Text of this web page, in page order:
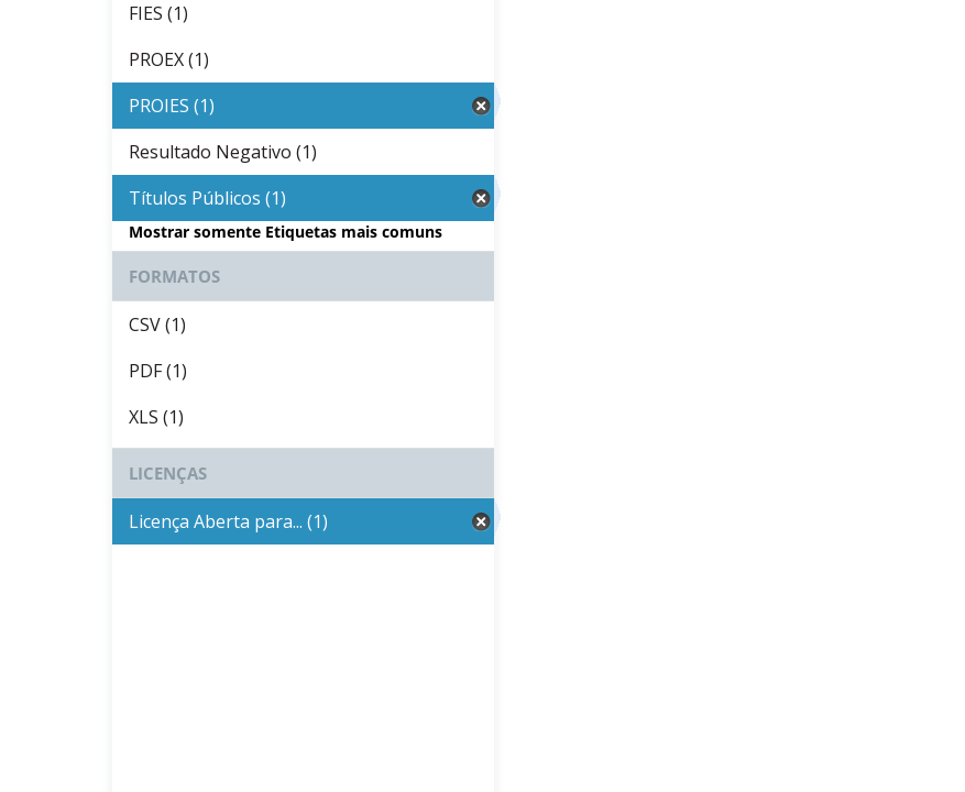
FIES (1)
PROEX (1)
PROIES (1)
Resultado Negativo (1)
Títulos Públicos (1)
Mostrar somente Etiquetas mais comuns
FORMATOS
CSV (1)
PDF (1)
XLS (1)
LICENÇAS
Licença Aberta para... (1)